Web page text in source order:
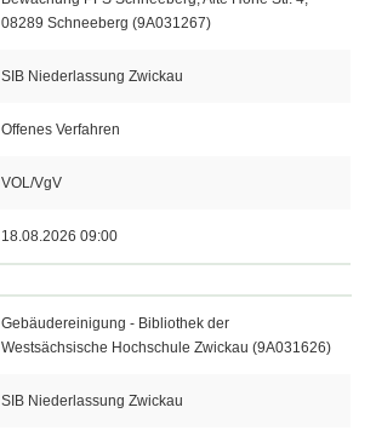
08289 Schneeberg (9A031267)
SIB Niederlassung Zwickau
Offenes Verfahren
VOL/VgV
18.08.2026 09:00
Gebäudereinigung - Bibliothek der
Westsächsische Hochschule Zwickau (9A031626)
SIB Niederlassung Zwickau